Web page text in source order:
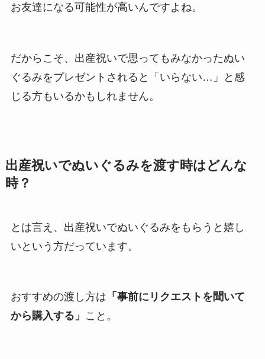
お友達になる可能性が高いんですよね。
だからこそ、出産祝いで思ってもみなかったぬい
ぐるみをプレゼントされると「いらない…」と感
じる方もいるかもしれません。
出産祝いでぬいぐるみを渡す時はどんな
時？
とは言え、出産祝いでぬいぐるみをもらうと嬉し
いという方だっています。
おすすめの渡し方は 「事前にリクエストを聞いて
から購入する」 こと。